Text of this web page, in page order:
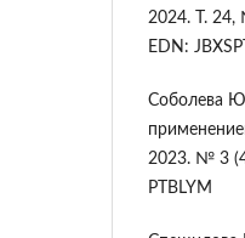
2024. Т.
EDN: JBXSPT
Соболева
2023. № 3
PTBLYM